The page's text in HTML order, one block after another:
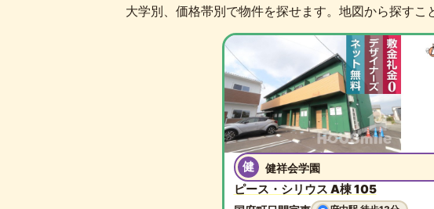
大学別、価格帯別で物件を探せます。地図から探すこ
健 健祥会学園
ピース・シリウス A棟 105